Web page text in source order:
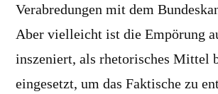
Verabredungen mit dem
Aber vielleicht ist die Empörung
inszeniert, als rhetorisches Mittel
eingesetzt, um das Faktische zu